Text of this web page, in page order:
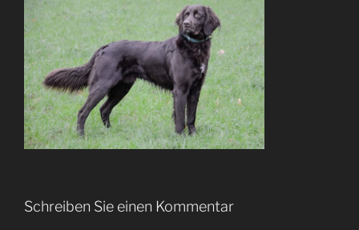
Schreiben Sie einen Kommentar